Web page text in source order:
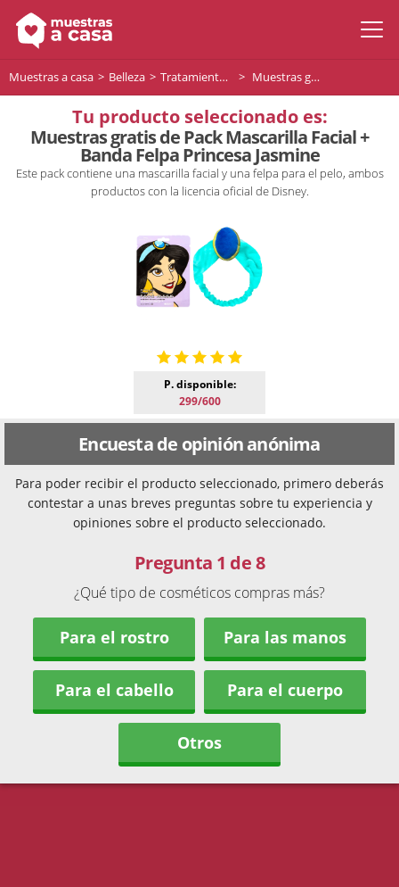
Muestras a casa Belleza Tratamiento facial Muestras gratis de Pack Mascarilla Facial + Banda Felpa Princesa Jasmine
Tu producto seleccionado es:
Muestras gratis de Pack Mascarilla Facial +
Banda Felpa Princesa Jasmine
Este pack contiene una mascarilla facial y una felpa para el pelo, ambos
productos con la licencia oficial de Disney.
P. disponible:
299/600
Encuesta de opinión anónima
Para poder recibir el producto seleccionado, primero deberás
contestar a unas breves preguntas sobre tu experiencia y
opiniones sobre el producto seleccionado.
Pregunta 1 de 8
¿Qué tipo de cosméticos compras más?
Para el rostro Para las manos
Para el cabello Para el cuerpo
Otros